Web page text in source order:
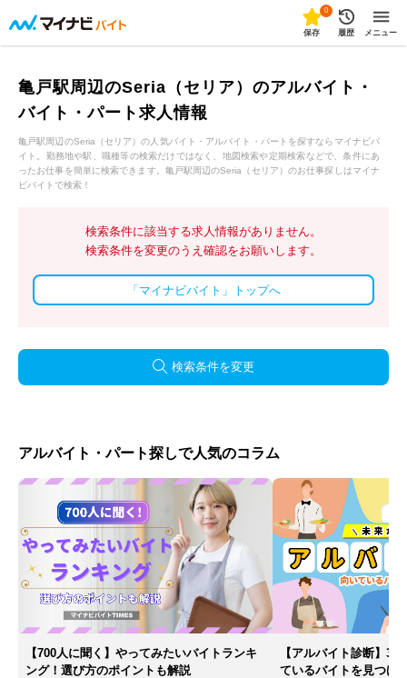
0
保存 履歴 メニュー
亀戸駅周辺のSeria（セリア）のアルバイト・
バイト・パート求人情報
亀戸駅周辺のSeria（セリア）の人気バイト・アルバイト・パートを探すならマイナビバ
イト。勤務地や駅、職種等の検索だけではなく、地図検索や定期検索などで、条件にあ
ったお仕事を簡単に検索できます。亀戸駅周辺のSeria（セリア）のお仕事探しはマイナ
ビバイトで検索！
検索条件に該当する求人情報がありません。
検索条件を変更のうえ確認をお願いします。
「マイナビバイト」トップへ
検索条件を変更
アルバイト・パート探しで人気のコラム
【700人に聞く】やってみたいバイトランキ
ング！選び方のポイントも解説
【アルバイト診断】
ているバイトを見つけ